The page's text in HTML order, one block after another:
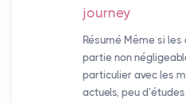
journey
Résumé Même si
partie non
particulier avec les
actuels, peu